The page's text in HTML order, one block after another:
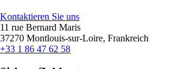
Kontaktieren Sie uns
11 rue Bernard Maris
37270 Montlouis-sur-Loire, Frankreich
+33 1 86 47 62 58